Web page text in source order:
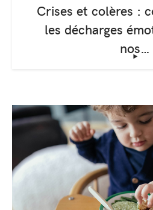
Crises et colères :
les décharges
nos…
‣